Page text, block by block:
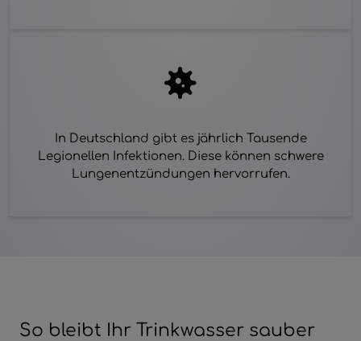
In Deutschland gibt es jährlich Tausende
Legionellen Infektionen. Diese können schwere
Lungenentzündungen hervorrufen.
So bleibt Ihr Trinkwasser sauber